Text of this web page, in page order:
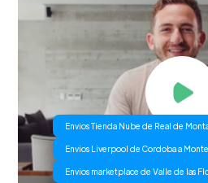
Envios Tienda Nube de Real de
Envios Liverpool de Cordoba a
Envios marketplace de Valle de las